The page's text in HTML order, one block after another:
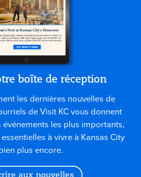
boîte de réception
les dernières nouvelles de
de Visit KC vous donnent
les plus importants,
à vivre à Kansas City
plus encore.